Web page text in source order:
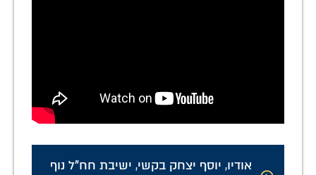
אודיו, יוסף יצחק בקשי, ישיבת חח"ל נוף